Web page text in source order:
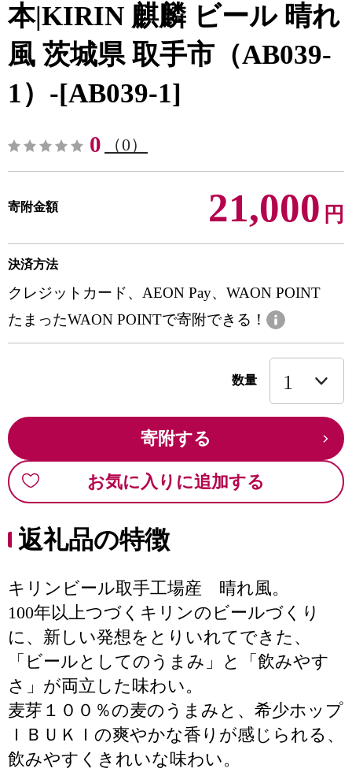
本|KIRIN 麒麟 ビール 晴れ
風 茨城県 取手市（AB039-
1）-[AB039-1]
0 （0）
寄附金額 21,000 円
決済方法
クレジットカード、AEON Pay、WAON POINT
たまったWAON POINTで寄附できる！
数量
寄附する
お気に入りに追加する
返礼品の特徴
キリンビール取手工場産 晴れ風。
100年以上つづくキリンのビールづくり
に、新しい発想をとりいれてできた、
「ビールとしてのうまみ」と「飲みやす
さ」が両立した味わい。
麦芽１００％の麦のうまみと、希少ホップ
ＩＢＵＫＩの爽やかな香りが感じられる、
飲みやすくきれいな味わい。